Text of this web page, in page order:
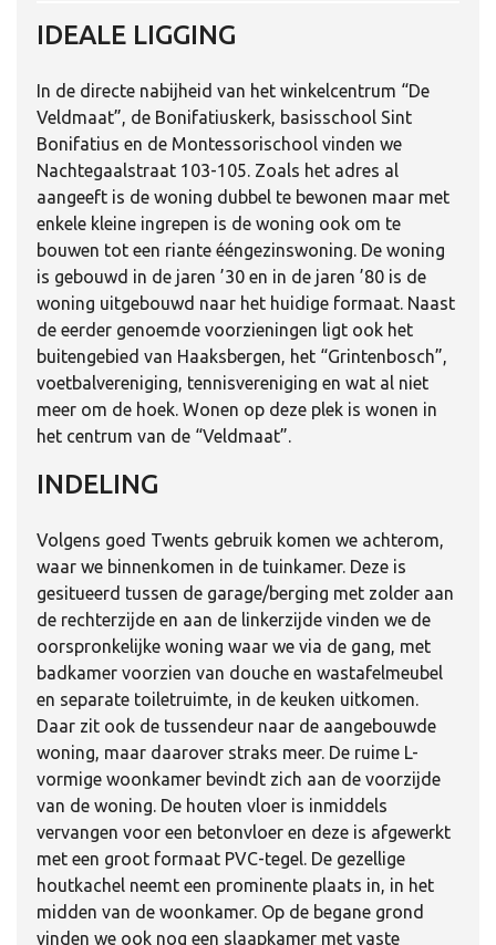
IDEALE LIGGING
In de directe nabijheid van het winkelcentrum “De
Veldmaat”, de Bonifatiuskerk, basisschool Sint
Bonifatius en de Montessorischool vinden we
Nachtegaalstraat 103-105. Zoals het adres al
aangeeft is de woning dubbel te bewonen maar met
enkele kleine ingrepen is de woning ook om te
bouwen tot een riante ééngezinswoning. De woning
is gebouwd in de jaren ’30 en in de jaren ’80 is de
woning uitgebouwd naar het huidige formaat. Naast
de eerder genoemde voorzieningen ligt ook het
buitengebied van Haaksbergen, het “Grintenbosch”,
voetbalvereniging, tennisvereniging en wat al niet
meer om de hoek. Wonen op deze plek is wonen in
het centrum van de “Veldmaat”.
INDELING
Volgens goed Twents gebruik komen we achterom,
waar we binnenkomen in de tuinkamer. Deze is
gesitueerd tussen de garage/berging met zolder aan
de rechterzijde en aan de linkerzijde vinden we de
oorspronkelijke woning waar we via de gang, met
badkamer voorzien van douche en wastafelmeubel
en separate toiletruimte, in de keuken uitkomen.
Daar zit ook de tussendeur naar de aangebouwde
woning, maar daarover straks meer. De ruime L-
vormige woonkamer bevindt zich aan de voorzijde
van de woning. De houten vloer is inmiddels
vervangen voor een betonvloer en deze is afgewerkt
met een groot formaat PVC-tegel. De gezellige
houtkachel neemt een prominente plaats in, in het
midden van de woonkamer. Op de begane grond
vinden we ook nog een slaapkamer met vaste